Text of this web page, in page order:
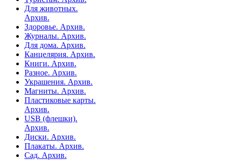
Для животных.
Архив.
Здоровье. Архив.
Журналы. Архив.
Для дома. Архив.
Канцелярия. Архив.
Книги. Архив.
Разное. Архив.
Украшения. Архив.
Магниты. Архив.
Пластиковые карты.
Архив.
USB (флешки).
Архив.
Диски. Архив.
Плакаты. Архив.
Сад. Архив.